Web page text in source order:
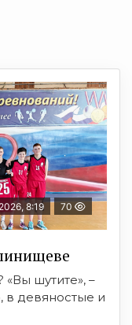
8:19 70
«Вы шутите», –
в девяностые и